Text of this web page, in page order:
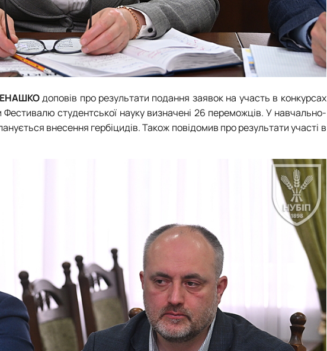
доповів про результати подання заявок на участь в конкурсах
студентської науку визначені 26 переможців. У навчально-
внесення гербіцидів. Також повідомив про результати участі в